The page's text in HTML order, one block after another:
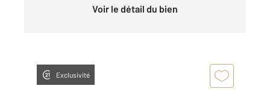
Voir le détail du bien
Exclusivité